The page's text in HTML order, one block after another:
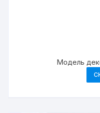
Модель